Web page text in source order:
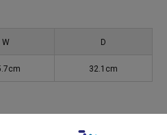
W D
32.1cm